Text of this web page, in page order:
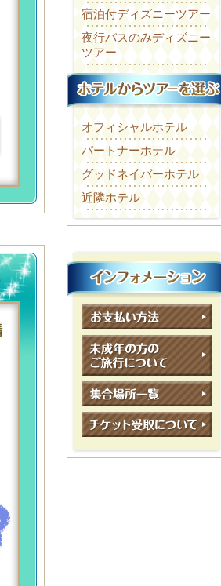
宿泊付ディズニーツアー
夜行バスのみディズニー
ツアー
オフィシャルホテル
パートナーホテル
グッドネイバーホテル
近隣ホテル